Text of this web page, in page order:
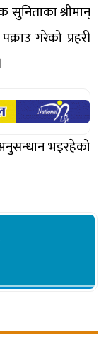
सुनिताका श्रीमान्
गरेको प्रहरी
भइरहेको